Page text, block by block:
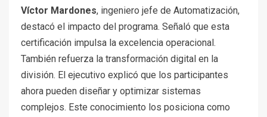
Víctor Mardones, ingeniero jefe de Automatización,
destacó el impacto del programa. Señaló que esta
certificación impulsa la excelencia operacional.
También refuerza la transformación digital en la
división. El ejecutivo explicó que los participantes
ahora pueden diseñar y optimizar sistemas
complejos. Este conocimiento los posiciona como